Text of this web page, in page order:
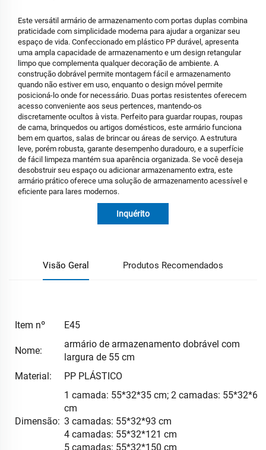
Este versátil armário de armazenamento com portas duplas combina
praticidade com simplicidade moderna para ajudar a organizar seu
espaço de vida. Confeccionado em plástico PP durável, apresenta
uma ampla capacidade de armazenamento e um design retangular
limpo que complementa qualquer decoração de ambiente. A
construção dobrável permite montagem fácil e armazenamento
quando não estiver em uso, enquanto o design móvel permite
posicioná-lo onde for necessário. Duas portas resistentes oferecem
acesso conveniente aos seus pertences, mantendo-os
discretamente ocultos à vista. Perfeito para guardar roupas, roupas
de cama, brinquedos ou artigos domésticos, este armário funciona
bem em quartos, salas de brincar ou áreas de serviço. A estrutura
leve, porém robusta, garante desempenho duradouro, e a superfície
de fácil limpeza mantém sua aparência organizada. Se você deseja
desobstruir seu espaço ou adicionar armazenamento extra, este
armário prático oferece uma solução de armazenamento acessível e
eficiente para lares modernos.
Inquérito
Visão Geral Produtos Recomendados
Item nº E45
Nome:
armário de armazenamento dobrável com
largura de 55 cm
Material:
PP PLÁSTICO
Dimensão:
1 camada: 55*32*35 cm; 2 camadas: 55*32*64
cm
3 camadas: 55*32*93 cm
4 camadas: 55*32*121 cm
5 camadas: 55*32*150 cm